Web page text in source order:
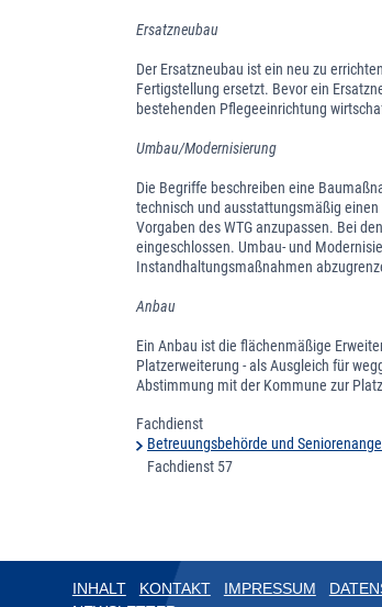
Ersatzneubau
Der Ersatzneubau ist ein neu zu
Fertigstellung ersetzt. Bevor ein
bestehenden Pflegeeinrichtung
Umbau/Modernisierung
Die Begriffe beschreiben eine
technisch und ausstattungsmäßig
Vorgaben des WTG anzupassen. Bei
eingeschlossen. Umbau- und
Instandhaltungsmaßnahmen
Anbau
Ein Anbau ist die flächenmäßige
Platzerweiterung - als Ausgleich für
Abstimmung mit der Kommune zur
Fachdienst
Betreuungsbehörde und
Fachdienst 57
INHALT KONTAKT IMPRESSUM